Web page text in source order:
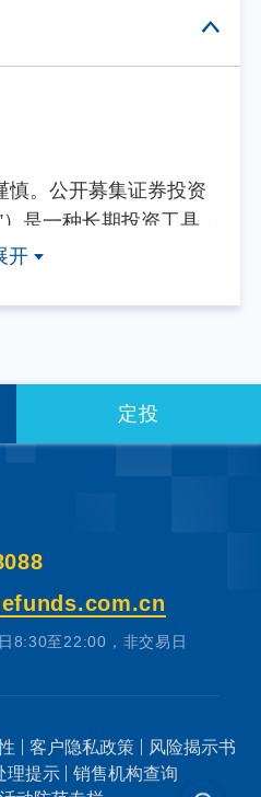
慎。公开募集证券投资
是一种长期投资工具，
，降低投资单一证券所
融工具，当您购买基金
等级进行划分，并提
销售机构对基金的风
做出投资决策之前，
律文件和本风险揭示
投资期限、投资经验、
虑自身的风险承受能
开
定投
8:30至22:00，非交易日
客户隐私政策
风险揭示书
理提示
销售机构查询